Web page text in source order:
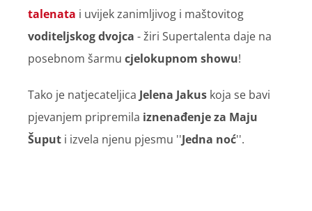
talenata i uvijek zanimljivog i maštovitog
voditeljskog dvojca - žiri Supertalenta daje na
posebnom šarmu cjelokupnom showu!
Tako je natjecateljica Jelena Jakus koja se bavi
pjevanjem pripremila iznenađenje za Maju
Šuput i izvela njenu pjesmu ''Jedna noć''.